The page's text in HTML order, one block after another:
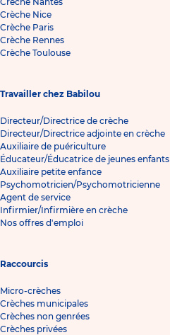
Crèche Nice
Crèche Paris
Crèche Rennes
Crèche Toulouse
Travailler chez Babilou
Directeur/Directrice de crèche
Directeur/Directrice adjointe en crèche
Auxiliaire de puériculture
Éducateur/Éducatrice de jeunes enfants
Auxiliaire petite enfance
Psychomotricien/Psychomotricienne
Agent de service
Infirmier/Infirmière en crèche
Nos offres d'emploi
Raccourcis
Micro-crèches
Crèches municipales
Crèches non genrées
Crèches privées